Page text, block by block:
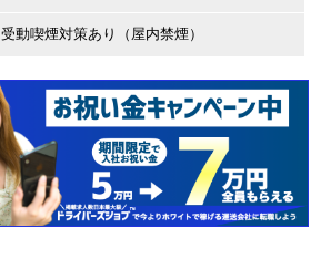
受動喫煙対策あり（屋内禁煙）